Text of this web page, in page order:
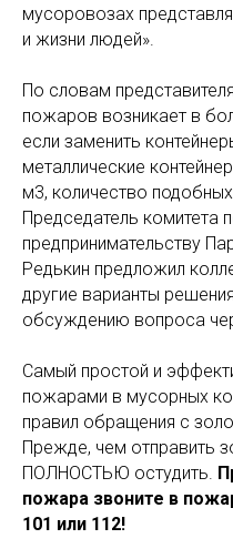
мусоровозах
и жизни людей».
По словам
пожаров возникает в
если заменить
металлические
м3, количество подобных
Председатель комитета
предпринимательству
Редькин предложил
другие варианты
обсуждению вопроса
Самый простой и
пожарами в мусорных
правил обращения с
Прежде, чем отправить
ПОЛНОСТЬЮ остудить.
пожара звоните в
101 или 112!